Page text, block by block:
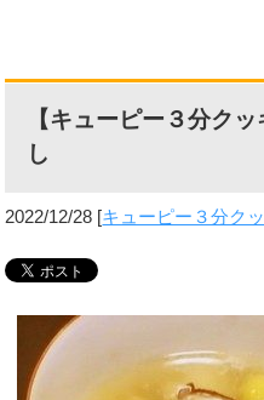
【キューピー３分ク
し
2022/12/28 [キューピー３分ク